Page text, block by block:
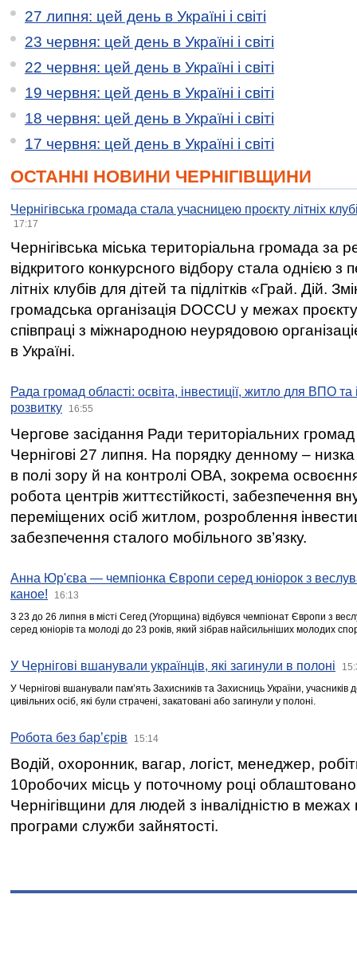
27 липня: цей день в Україні і світі
23 червня: цей день в Україні і світі
22 червня: цей день в Україні і світі
19 червня: цей день в Україні і світі
18 червня: цей день в Україні і світі
17 червня: цей день в Україні і світі
ОСТАННІ НОВИНИ ЧЕРНІГІВЩИНИ
Чернігівська громада стала учасницею проєкту літніх
17:17
Чернігівська міська територіальна громада за
відкритого конкурсного відбору стала однією
літніх клубів для дітей та підлітків «Грай. Дій.
громадська організація DOCCU у межах
співпраці з міжнародною неурядовою
в Україні.
Рада громад області: освіта, інвестиції, житло для ВПО
розвитку
16:55
Чергове засідання Ради територіальних громад
Чернігові 27 липня. На порядку денному –
в полі зору й на контролі ОВА, зокрема освоєння
робота центрів життєстійкості, забезпечення
переміщених осіб житлом, розроблення
забезпечення сталого мобільного зв’язку.
Анна Юр'єва — чемпіонка Європи серед юніорок з
каное!
16:13
З 23 до 26 липня в місті Сегед (Угорщина) відбувся чемпіонат Європи з
серед юніорів та молоді до 23 років, який зібрав найсильніших молодих
У Чернігові вшанували українців, які загинули в полоні
У Чернігові вшанували пам’ять Захисників та Захисниць України,
цивільних осіб, які були страчені, закатовані або загинули у полоні.
Робота без бар’єрів 15:14
Водій, охоронник, вагар, логіст, менеджер,
10робочих місць у поточному році
Чернігівщини для людей з інвалідністю в межах
програми служби зайнятості.